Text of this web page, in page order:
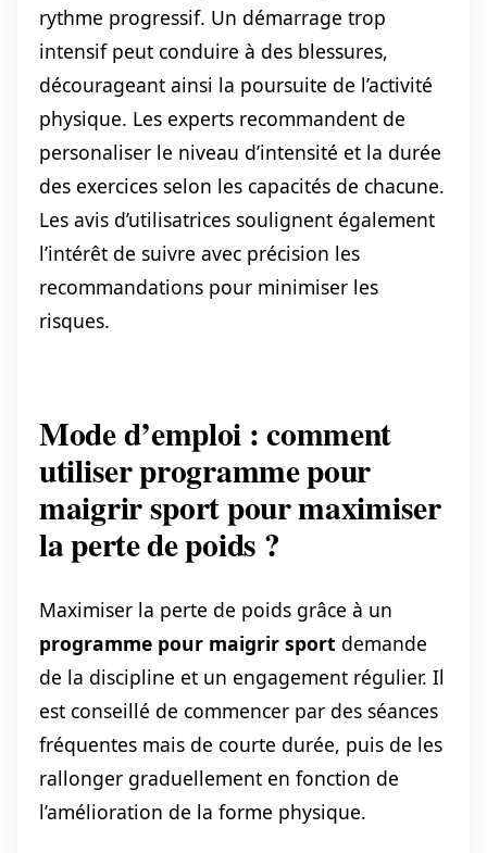
rythme progressif. Un démarrage trop
intensif peut conduire à des blessures,
décourageant ainsi la poursuite de l’activité
physique. Les experts recommandent de
personaliser le niveau d’intensité et la durée
des exercices selon les capacités de chacune.
Les avis d’utilisatrices soulignent également
l’intérêt de suivre avec précision les
recommandations pour minimiser les
risques.
Mode d’emploi : comment
utiliser programme pour
maigrir sport pour maximiser
la perte de poids ?
Maximiser la perte de poids grâce à un
programme pour maigrir sport demande
de la discipline et un engagement régulier. Il
est conseillé de commencer par des séances
fréquentes mais de courte durée, puis de les
rallonger graduellement en fonction de
l’amélioration de la forme physique.